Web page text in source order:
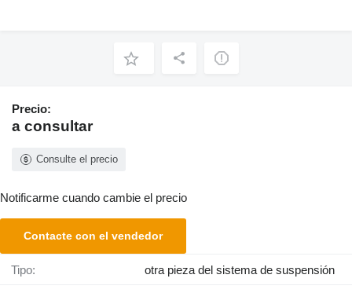
Precio:
a consultar
Consulte el precio
Notificarme cuando cambie el precio
Contacte con el vendedor
Tipo: otra pieza del sistema de suspensión